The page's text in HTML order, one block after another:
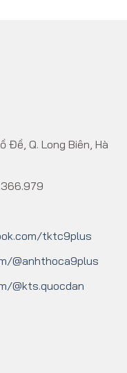
Đề, Q. Long Biên, Hà
tktc9plus
@anhthoca9plus
@kts.quocdan